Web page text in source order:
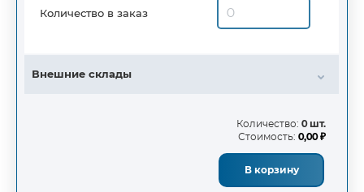
Количество в заказ
Внешние склады
Количество: 0 шт.
Стоимость: 0,00 ₽
В корзину